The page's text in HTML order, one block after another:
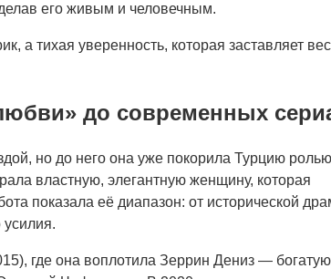
его живым и человечным.
а тихая уверенность, которая заставляет
до современных
но до него она уже покорила Турцию
властную, элегантную женщину, которая
показала её диапазон: от исторической
где она воплотила Зеррин Дениз —